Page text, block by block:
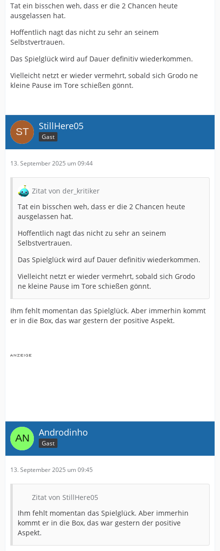
Tat ein bisschen weh, dass er die 2 Chancen heute
ausgelassen hat.
Hoffentlich nagt das nicht zu sehr an seinem
Selbstvertrauen.
Das Spielglück wird auf Dauer definitiv wiederkommen.
Vielleicht netzt er wieder vermehrt, sobald sich Grodo ne
kleine Pause im Tore schießen gönnt.
StillHere05
Gast
13. September 2025 um 09:44
Zitat von der_kritiker
Tat ein bisschen weh, dass er die 2 Chancen heute
ausgelassen hat.
Hoffentlich nagt das nicht zu sehr an seinem
Selbstvertrauen.
Das Spielglück wird auf Dauer definitiv wiederkommen.
Vielleicht netzt er wieder vermehrt, sobald sich Grodo
ne kleine Pause im Tore schießen gönnt.
Ihm fehlt momentan das Spielglück. Aber immerhin kommt
er in die Box, das war gestern der positive Aspekt.
Androdinho
Gast
13. September 2025 um 09:45
Zitat von StillHere05
Ihm fehlt momentan das Spielglück. Aber immerhin
kommt er in die Box, das war gestern der positive
Aspekt.